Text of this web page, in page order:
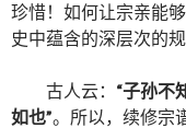
珍惜！如何让宗亲能
史中蕴含的深层次的
古人云： “子孙不
如也”。所以，续修宗